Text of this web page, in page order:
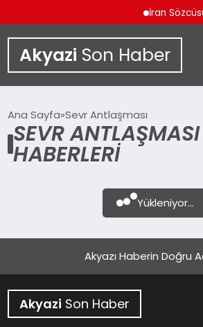
İran
Akyazi Son Haber
SIYASET
YAŞAM
Ana Sayfa Sevr Antlaşması
SEVR ANTLAŞMASI
HABERLERI
Yükleniyor...
Akyazı Haberin Doğru
Akyazi Son Haber